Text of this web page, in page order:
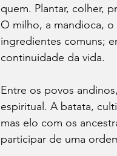
quem. Plantar, colher,
O milho, a mandioca, o
ingredientes comuns;
continuidade da vida.
Entre os povos
espiritual. A batata,
mas elo com os
participar de uma